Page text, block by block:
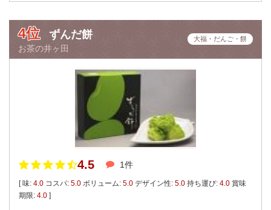
4位 ずんだ餅
お茶の井ヶ田
大福・だんご・餅
4.5 1件
[ 味: 4.0 コスパ: 5.0 ボリューム: 5.0 デザイン性: 5.0 持ち運び: 4.0 賞味
期限: 4.0 ]